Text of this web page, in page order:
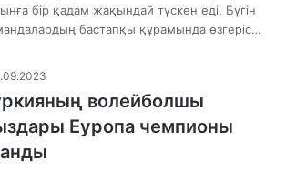
бір қадам жақындай түскен еді. Бүгін
бастапқы құрамында өзгеріс…
волейболшы
Еуропа чемпионы